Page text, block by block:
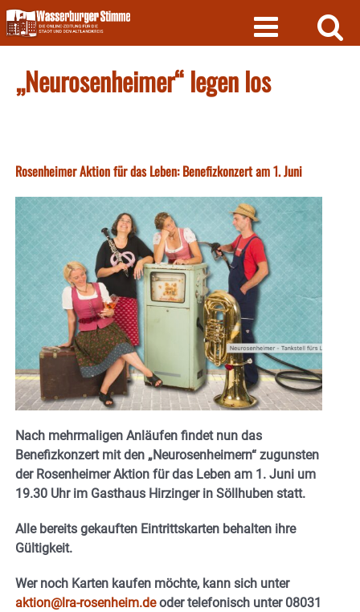
Skip
to
content
„Neurosenheimer“ legen los
Rosenheimer Aktion für das Leben: Benefizkonzert am 1. Juni
Nach mehrmaligen Anläufen findet nun das
Benefizkonzert mit den „Neurosenheimern“ zugunsten
der Rosenheimer Aktion für das Leben am 1. Juni um
19.30 Uhr im Gasthaus Hirzinger in Söllhuben statt.
Alle bereits gekauften Eintrittskarten behalten ihre
Gültigkeit.
Wer noch Karten kaufen möchte, kann sich unter
aktion@lra-rosenheim.deoder telefonisch unter 08031